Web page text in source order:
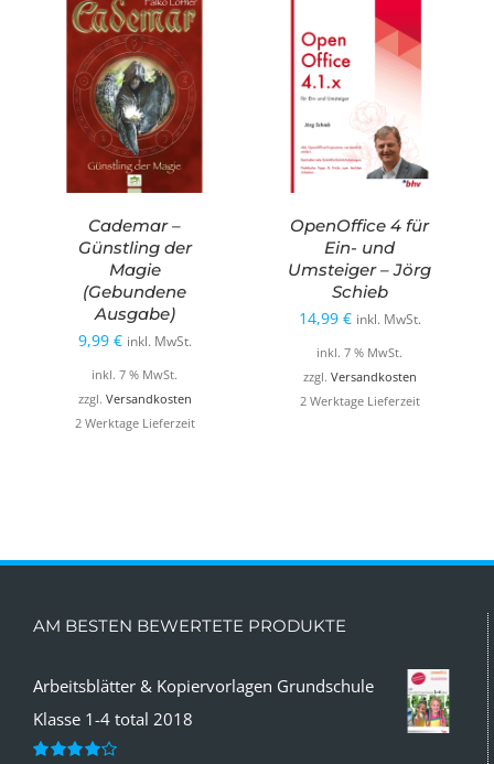
Cademar –
Günstling der
Magie
(Gebundene
Ausgabe)
9,99 € inkl. MwSt.
inkl. 7 % MwSt.
zzgl. Versandkosten
2 Werktage Lieferzeit
OpenOffice 4 für
Ein- und
Umsteiger – Jörg
Schieb
14,99 € inkl. MwSt.
inkl. 7 % MwSt.
zzgl. Versandkosten
2 Werktage Lieferzeit
AM BESTEN BEWERTETE PRODUKTE
Arbeitsblätter & Kopiervorlagen Grundschule
Klasse 1-4 total 2018